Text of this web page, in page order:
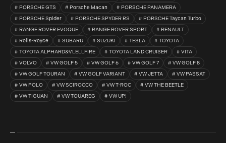
PORSCHE GTS
Porsche Macan
PORSCHE PANAMERA
PORSCHE Spider
PORSCHE SPYDER RS
PORSCHE Taycan Turbo
RANGE ROVER EVOQUE
RANGE ROVER SPORT
RENAULT
Rolls-Royce
SUBARU SUZUKI TESLA
TOYOTA
TOYOTA ALPHARD&VLELLFIRE
TOYOTA LAND CRUISER
VITA
VOLVO
VW GOLF 5 VW GOLF 6 VW GOLF 7
VW GOLF 8
VW GOLF TOURAN
VW GOLF VARIANT VW JETTA
VW PASSAT
VW POLO
VW SCIROCCO VW T-ROC
VW THE BEETLE
VW TIGUAN
VW TOUAREG VW UP!